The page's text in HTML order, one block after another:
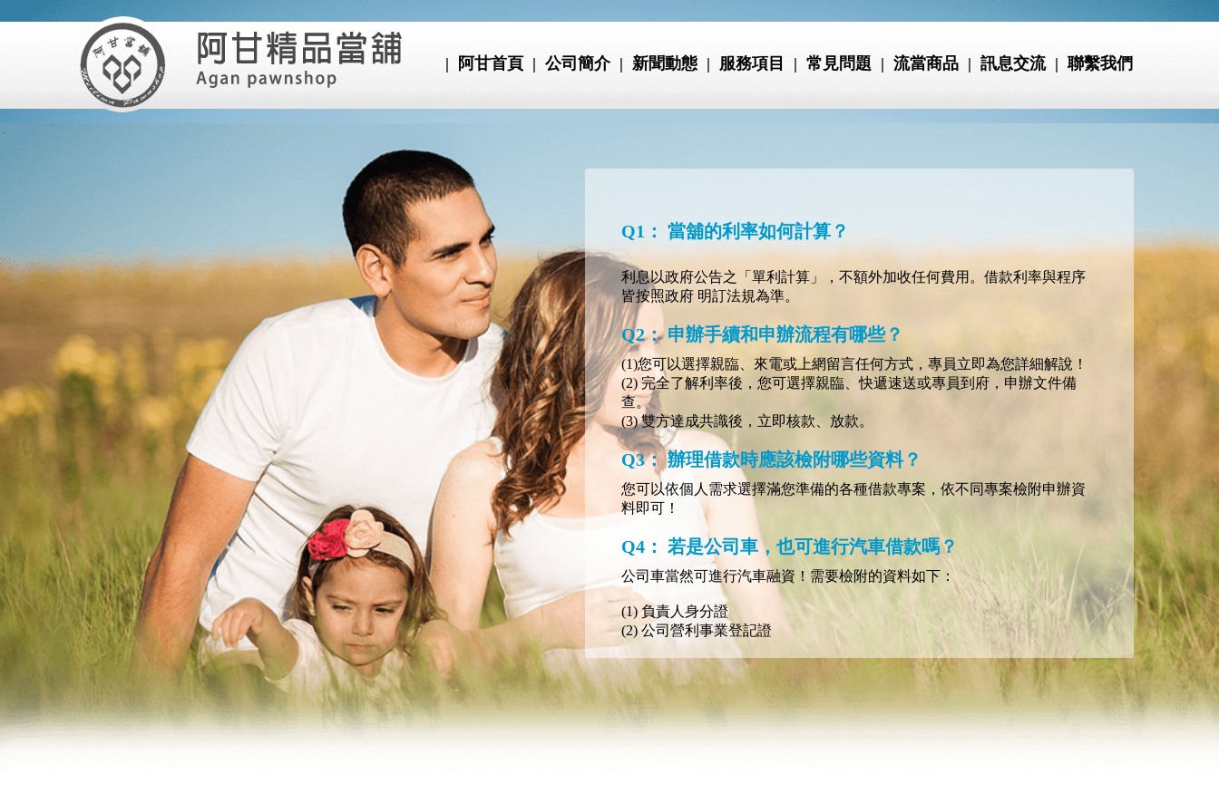
| 阿甘首頁 | 公司簡介 | 新聞動態 | 服務項目 | 常見問題 | 流當商品 | 訊息交流 | 聯繫我們
Q1： 當舖的利率如何計算？
利息以政府公告之「單利計算」，不額外加收任何費用。借款利率與程序
皆按照政府 明訂法規為準。
Q2： 申辦手續和申辦流程有哪些？
(1)您可以選擇親臨、來電或上網留言任何方式，專員立即為您詳細解說！
(2) 完全了解利率後，您可選擇親臨、快遞速送或專員到府，申辦文件備
查。
(3) 雙方達成共識後，立即核款、放款。
Q3： 辦理借款時應該檢附哪些資料？
您可以依個人需求選擇滿您準備的各種借款專案，依不同專案檢附申辦資
料即可！
Q4： 若是公司車，也可進行汽車借款嗎？
公司車當然可進行汽車融資！需要檢附的資料如下：
(1) 負責人身分證
(2) 公司營利事業登記證
(3) 最近一期營業稅單(401報表)
(4) 公司大小章。
(5) 汽車行照貸超放心。